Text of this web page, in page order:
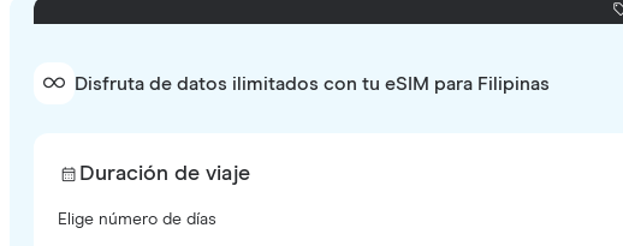
Disfruta de datos ilimitados con tu eSIM para Filipinas
Duración de viaje
Elige número de días